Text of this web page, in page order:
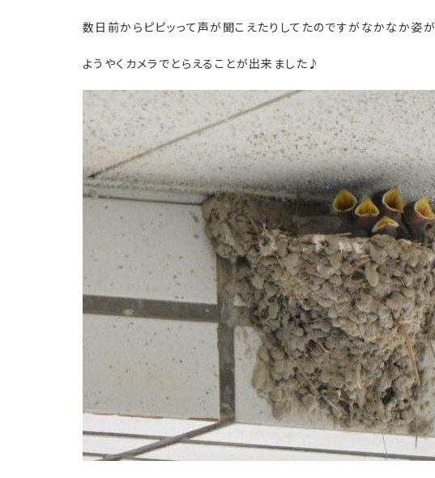
数日前からピピッって声が聞こえたりしてたのですがなかなか姿
ようやくカメラでとらえることが出来ました♪